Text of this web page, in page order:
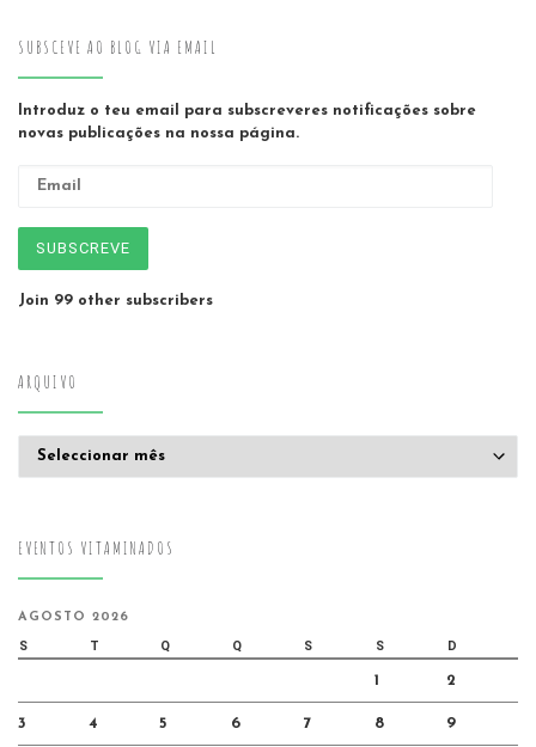
SUBSCEVE AO BLOG VIA EMAIL
Introduz o teu email para subscreveres notificações sobre
novas publicações na nossa página.
SUBSCREVE
Join 99 other subscribers
ARQUIVO
EVENTOS VITAMINADOS
AGOSTO 2026
S T Q Q S S D
1 2
3 4 5 6 7 8 9